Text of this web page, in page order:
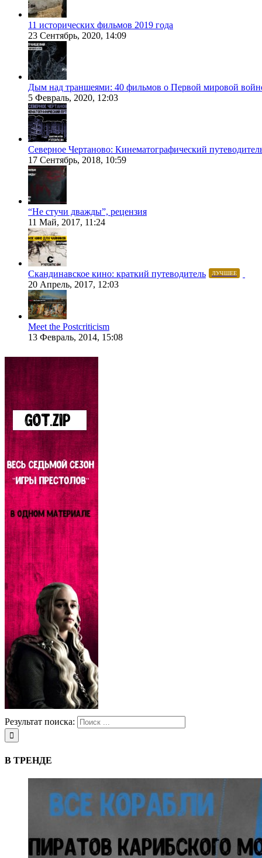
11 исторических фильмов 2019 года
23 Сентябрь, 2020, 14:09
Дым над траншеями: 40 фильмов о Первой мировой
5 Февраль, 2020, 12:03
Северное Чертаново: Кинематографический
17 Сентябрь, 2018, 10:59
“Не стучи дважды”, рецензия
11 Май, 2017, 11:24
Скандинавское кино: краткий путеводитель ЛУЧШЕЕ
20 Апрель, 2017, 12:03
Meet the Postcriticism
13 Февраль, 2014, 15:08
Результат поиска:
В ТРЕНДЕ